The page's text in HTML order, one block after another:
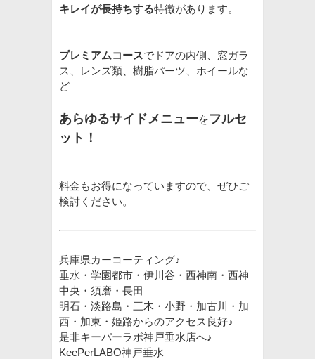
キレイが長持ちする特徴があります。
プレミアムコースでドアの内側、窓ガラ
ス、レンズ類、樹脂パーツ、ホイールな
ど
あらゆるサイドメニューをフルセ
ット！
料金もお得になっていますので、ぜひご
検討ください。
兵庫県カーコーティング♪
垂水・学園都市・伊川谷・西神南・西神
中央・須磨・長田
明石・淡路島・三木・小野・加古川・加
西・加東・姫路からのアクセス良好♪
是非キーパーラボ神戸垂水店へ♪
KeePerLABO神戸垂水